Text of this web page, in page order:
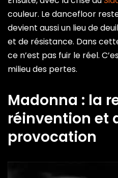
couleur. Le dancefloor
devient aussi un lieu de
et de résistance. Dans
ce n’est pas fuir le réel.
milieu des pertes.
Madonna : la
réinvention et
provocation